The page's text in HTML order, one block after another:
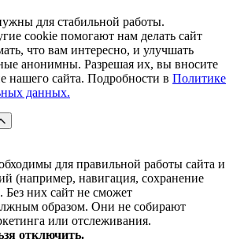
для стабильной работы.
cookie помогают нам делать сайт
что вам интересно, и улучшать
анонимны. Разрешая их, вы вносите
нашего сайта. Подробности в Политике
данных.
для правильной работы сайта и
(например, навигация, сохранение
Без них сайт не сможет
образом. Они не собирают
или отслеживания.
отключить.